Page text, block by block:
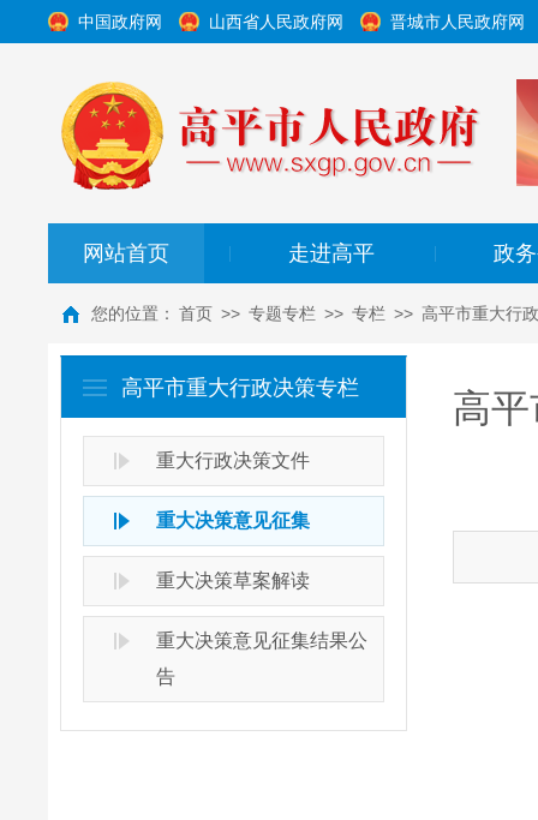
中国政府网 山西省人民政府网 晋城市人民政府网
网站首页 走进高平 政
您的位置： 首页 >> 专题专栏 >> 专栏 >> 高平市重大行
高平市重大行政决策专栏
重大行政决策文件
重大决策意见征集
重大决策草案解读
重大决策意见征集结果公
告
高